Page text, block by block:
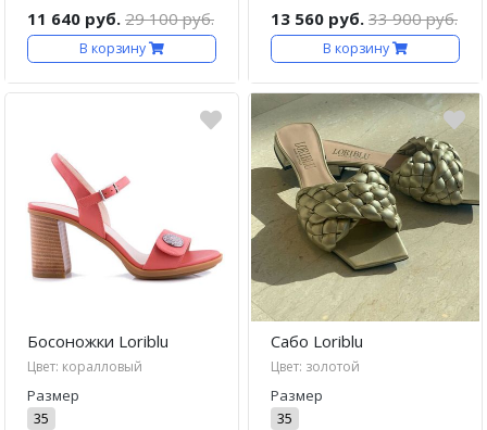
11 640 руб. 29 100 руб.
В корзину
13 560 руб. 33 900 руб.
В корзину
Босоножки Loriblu
Цвет: коралловый
Размер
35
Сабо Loriblu
Цвет: золотой
Размер
35